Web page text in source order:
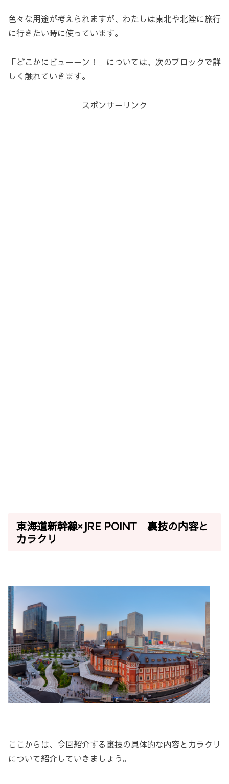
色々な用途が考えられますが、わたしは東北や北陸に旅行
に行きたい時に使っています。
「どこかにビューーン！」については、次のブロックで詳
しく触れていきます。
スポンサーリンク
東海道新幹線×JRE POINT 裏技の内容と
カラクリ
ここからは、今回紹介する裏技の具体的な内容とカラクリ
について紹介していきましょう。